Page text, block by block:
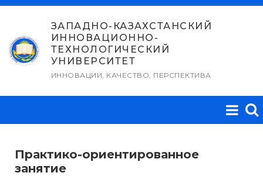
Перейти
содержимому
ЗАПАДНО-КАЗАХСТАНСКИЙ
ИННОВАЦИОННО-
ТЕХНОЛОГИЧЕСКИЙ
УНИВЕРСИТЕТ
ИННОВАЦИИ, КАЧЕСТВО, ПЕРСПЕКТИВА
Практико-ориентированное
занятие